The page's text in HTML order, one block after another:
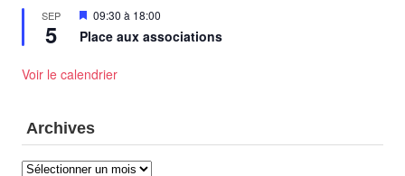
SEP
5
Mis
avant
09:30 à 18:00
Place aux associations
Voir le calendrier
Archives
Archives